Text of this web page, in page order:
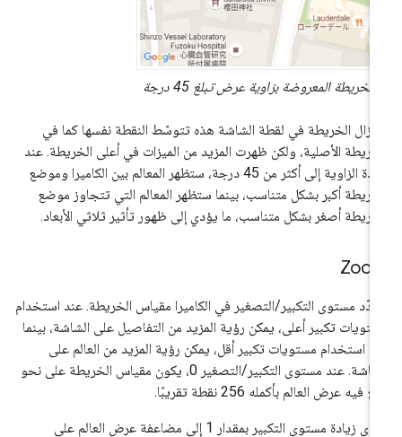
الخريطة المعروضة بزاوية عرض تبلغ 45 درجة
تزال الخريطة في لقطة الشاشة هذه تتوسّط النقطة نفسها كما في
الأصلية، ولكن ظهرت المزيد من الميزات في أعلى الخريطة. عند
زيادة الزاوية إلى أكثر من 45 درجة، ستظهر المعالم بين الكاميرا وموضع
أكبر بشكل متناسب، بينما ستظهر المعالم التي تتجاوز موضع
أصغر بشكل متناسب، ما يؤدي إلى ظهور تأثير ثلاثي الأبعاد.
مستوى التكبير/التصغير في الكاميرا مقياس الخريطة. عند استخدام
تكبير أعلى، يمكن رؤية المزيد من التفاصيل على الشاشة، بينما
استخدام مستويات تكبير أقل، يمكن رؤية المزيد من العالم على
الشاشة. عند مستوى التكبير/التصغير 0، يكون مقياس الخريطة على نحو
فيه عرض العالم بأكمله 256 نقطة تقريبًا.
تؤدي زيادة مستوى التكبير بمقدار 1 إلى مضاعفة عرض العالم على